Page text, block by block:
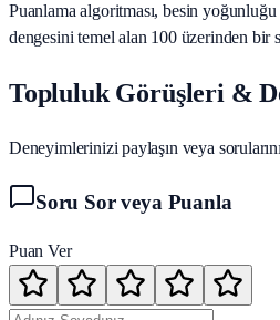
Puanlama algoritması, besin
dengesini temel alan 100 üzerinden bir
Topluluk Görüşleri &
Deneyimlerinizi paylaşın veya
Soru Sor veya Puanla
Puan Ver